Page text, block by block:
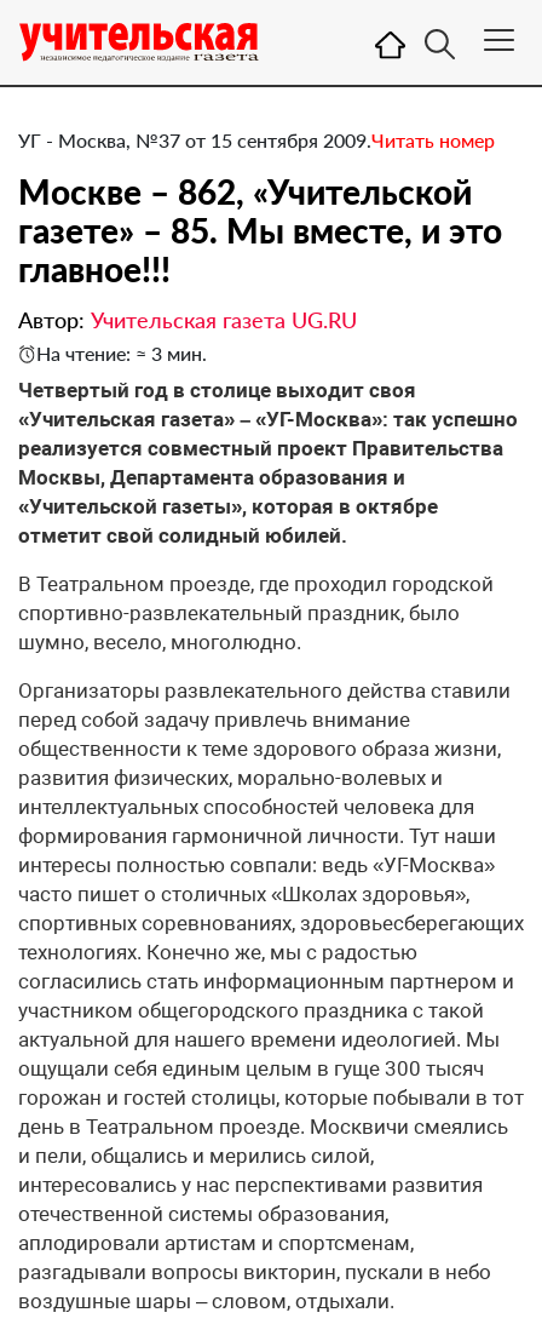
УГ - Москва, №37 от 15 сентября 2009.Читать номер
Москве – 862, «Учительской
газете» – 85. Мы вместе, и это
главное!!!
Автор: Учительская газета UG.RU
На чтение: ≈ 3 мин.
Четвертый год в столице выходит своя
«Учительская газета» – «УГ-Москва»: так успешно
реализуется совместный проект Правительства
Москвы, Департамента образования и
«Учительской газеты», которая в октябре
отметит свой солидный юбилей.
В Театральном проезде, где проходил городской
спортивно-развлекательный праздник, было
шумно, весело, многолюдно.
Организаторы развлекательного действа ставили
перед собой задачу привлечь внимание
общественности к теме здорового образа жизни,
развития физических, морально-волевых и
интеллектуальных способностей человека для
формирования гармоничной личности. Тут наши
интересы полностью совпали: ведь «УГ-Москва»
часто пишет о столичных «Школах здоровья»,
спортивных соревнованиях, здоровьесберегающих
технологиях. Конечно же, мы с радостью
согласились стать информационным партнером и
участником общегородского праздника с такой
актуальной для нашего времени идеологией. Мы
ощущали себя единым целым в гуще 300 тысяч
горожан и гостей столицы, которые побывали в тот
день в Театральном проезде. Москвичи смеялись
и пели, общались и мерились силой,
интересовались у нас перспективами развития
отечественной системы образования,
аплодировали артистам и спортсменам,
разгадывали вопросы викторин, пускали в небо
воздушные шары – словом, отдыхали.